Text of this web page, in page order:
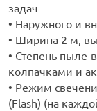
задач
• Наружного и
• Ширина 2 м,
• Степень
колпачками и
• Режим
(Flash) (на